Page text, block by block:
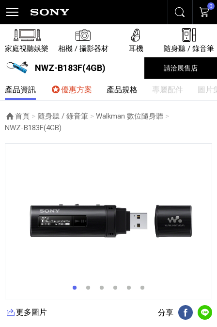
搜尋 購物
0
家庭視聽娛樂 相機 / 攝影器材 耳機 隨身聽 / 錄音筆
NWZ-B183F(4GB) 請洽展售店
產品資訊 優惠方案 產品規格 專屬配件 圖片
首頁 隨身聽 / 錄音筆
Walkman 數位隨身聽
目前頁面：
NWZ-B183F(4GB)
更多圖片 分享
FB分享